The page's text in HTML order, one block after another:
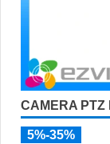
CAMERA PTZ
5%-35%